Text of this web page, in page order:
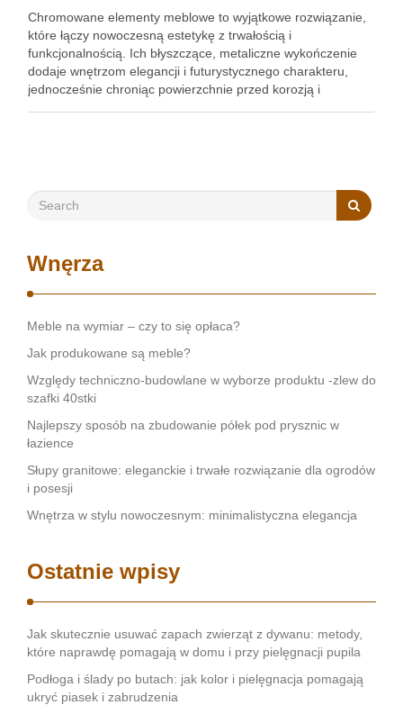
Chromowane elementy meblowe to wyjątkowe rozwiązanie,
które łączy nowoczesną estetykę z trwałością i
funkcjonalnością. Ich błyszczące, metaliczne wykończenie
dodaje wnętrzom elegancji i futurystycznego charakteru,
jednocześnie chroniąc powierzchnie przed korozją i
Wnęrza
Meble na wymiar – czy to się opłaca?
Jak produkowane są meble?
Względy techniczno-budowlane w wyborze produktu -zlew do
szafki 40stki
Najlepszy sposób na zbudowanie półek pod prysznic w
łazience
Słupy granitowe: eleganckie i trwałe rozwiązanie dla ogrodów
i posesji
Wnętrza w stylu nowoczesnym: minimalistyczna elegancja
Ostatnie wpisy
Jak skutecznie usuwać zapach zwierząt z dywanu: metody,
które naprawdę pomagają w domu i przy pielęgnacji pupila
Podłoga i ślady po butach: jak kolor i pielęgnacja pomagają
ukryć piasek i zabrudzenia